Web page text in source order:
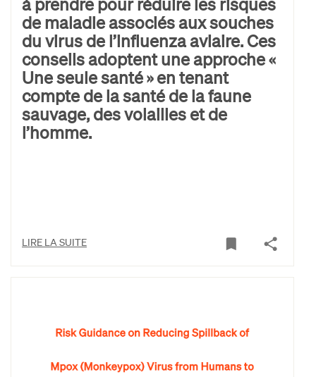
de maladie associés aux souches
du virus de l’influenza aviaire. Ces
conseils adoptent une approche «
Une seule santé » en tenant
compte de la santé de la faune
sauvage, des volailles et de
l’homme.
LIRE LA SUITE